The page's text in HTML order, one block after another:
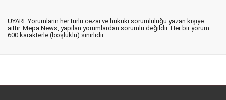
UYARI: Yorumların her türlü cezai ve hukuki sorumluluğu yazan kişiye
aittir. Mepa News, yapılan yorumlardan sorumlu değildir. Her bir yorum
600 karakterle (boşluklu) sınırlıdır.